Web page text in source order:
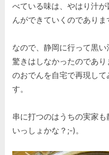
べている味は、やはり汁
んができていくのでありま
なので、静岡に行って黒
驚きはしなかったのであ
のおでんを自宅で再現し
す。
串に打つのはうちの実家
いっしょかな？;-)。